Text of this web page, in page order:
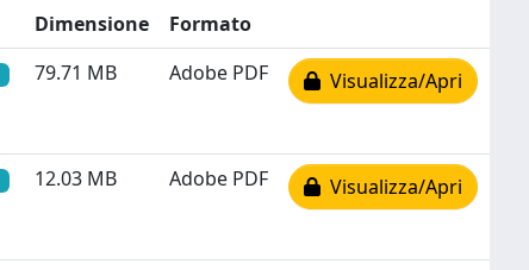
Dimensione
Formato
79.71 MB Adobe PDF Visualizza/Apri
12.03 MB Adobe PDF Visualizza/Apri